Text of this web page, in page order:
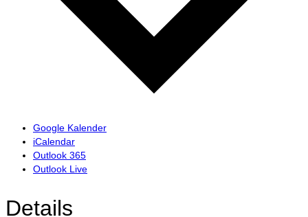
Google Kalender
iCalendar
Outlook 365
Outlook Live
Details